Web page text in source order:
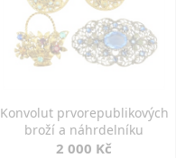
Konvolut prvorepublikových
broží a náhrdelníku
2 000 Kč